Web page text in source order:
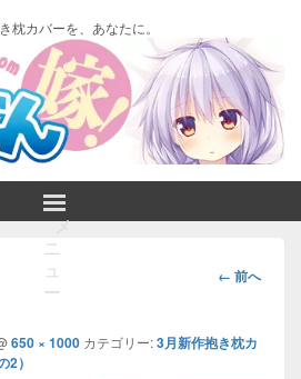
枕カバーを、あなたに。
メ
ニ
ュ
ー
画
ビ
← 前へ
650 × 1000 カテゴリー:3月新作抱き枕カ
）